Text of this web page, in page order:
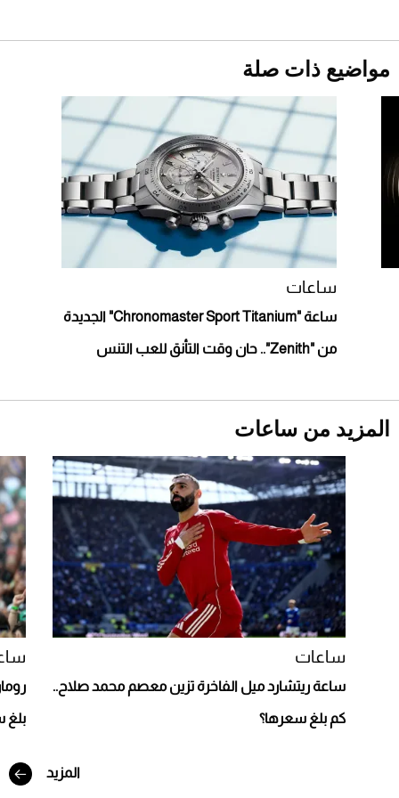
أغلى 10 عطور في العالم للرجال تمنحك فخامة
استثنائية
Aston Martin Valiant: على هوى الأبطال
أفضل تدريج للشعر الطويل لإطلالة جريئة وعصرية
"بوجاتي ميسترال" الاستثنائية للبيع في مزاد
مونتيري
2026-07-23
مواضيع ذات صلة
ساعات
ساعة "Chronomaster Sport Titanium" الجديدة
من "Zenith".. حان وقت التأنق للعب التنس
المزيد من ساعات
ساعات
ساعة ريتشارد ميل الفاخرة تزين معصم محمد صلاح..
كم بلغ سعرها؟ بلغ
المزيد